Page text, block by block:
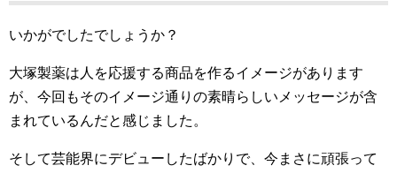
いかがでしたでしょうか？
大塚製薬は人を応援する商品を作るイメージがあります
が、今回もそのイメージ通りの素晴らしいメッセージが含
まれているんだと感じました。
そして芸能界にデビューしたばかりで、今まさに頑張って